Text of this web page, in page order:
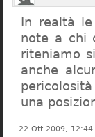
In realtà le
note a chi
riteniamo
anche
una
22 Ott 2009, 12:44